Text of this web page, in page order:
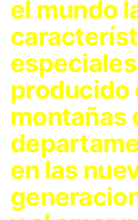
el mundo
producido
montañas
en las